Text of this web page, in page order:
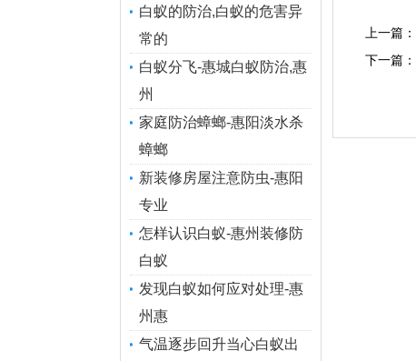
白蚁的防治,白蚁的危害异
常的
白蚁分飞-惠城白蚁防治,惠
州
家庭防治蟑螂-惠阳淡水杀
蟑螂
新装修房屋注意防虫-惠阳
专业
怎样认识白蚁-惠州装修防
白蚁
发现白蚁如何应对处理-惠
州惠
气温逐步回升当心白蚁出
上一篇：
下一篇：